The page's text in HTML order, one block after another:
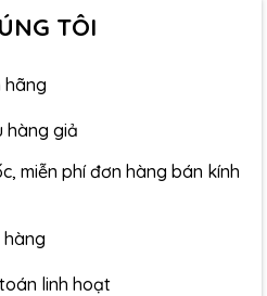
TÔI
hãng
hàng giả
miễn phí đơn hàng bán kính
linh hoạt